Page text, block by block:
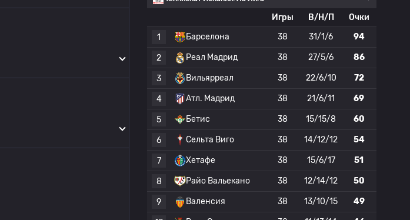
Игры В/Н/П
Очки
1
Барселона 38 31/1/6 94
2 Реал Мадрид 38 27/5/6 86
3 Вильярреал 38 22/6/10 72
4 Атл. Мадрид 38 21/6/11 69
5 Бетис 38 15/15/8 60
6 Сельта Виго 38 14/12/12 54
7 Хетафе 38 15/6/17 51
8 Райо Вальекано 38 12/14/12 50
9 Валенсия 38 13/10/15 49